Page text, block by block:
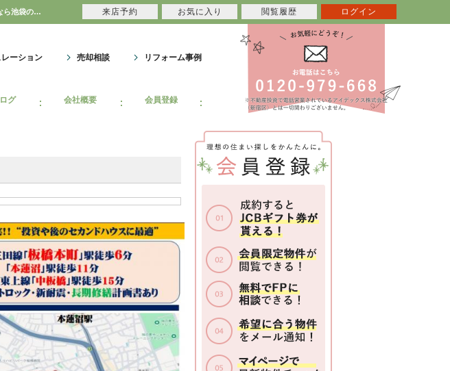
メゾン板橋本町≪オーナーチェンジ物件≫の自社物件WEBチラシ情報 | 豊島区・中野区・新宿区の中古マンション・リノベーション情報なら池袋のアイベックスホーム！
ーション 売却相談 リフォーム事例
グ 会社概要 会員登録
来店予約 お気に入り 閲覧履歴 ログイン